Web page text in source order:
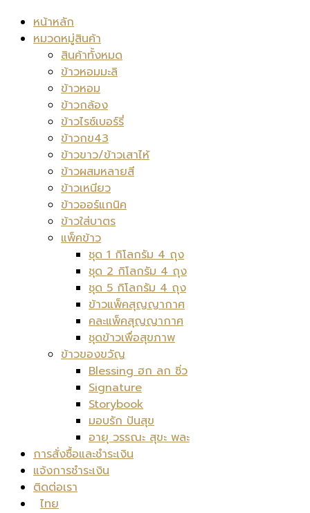
หน้าหลัก
หมวดหมู่สินค้า
สินค้าทั้งหมด
ข้าวหอมมะลิ
ข้าวหอม
ข้าวกล้อง
ข้าวไรซ์เบอร์รี่
ข้าวกข43
ข้าวขาว/ข้าวเสาไห้
ข้าวผสมหลายสี
ข้าวเหนียว
ข้าวออร์แกนิค
ข้าวใส่บาตร
แพ็คข้าว
ชุด 1 กิโลกรัม 4 ถุง
ชุด 2 กิโลกรัม 4 ถุง
ชุด 5 กิโลกรัม 4 ถุง
ข้าวแพ็คสุญญากาศ
คละแพ็คสุญญากาศ
ชุดข้าวเพื่อสุขภาพ
ข้าวของขวัญ
Blessing ฮก ลก ซิ่ว
Signature
Storybook
มอบรัก ปันสุข
อายุ วรรณะ สุขะ พละ
การสั่งซื้อและชำระเงิน
แจ้งการชำระเงิน
ติดต่อเรา
ไทย